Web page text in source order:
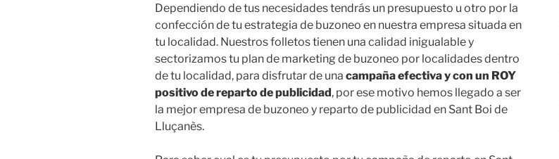
Dependiendo de tus necesidades tendrás un presupuesto u otro por la
confección de tu estrategia de buzoneo en nuestra empresa situada en
tu localidad. Nuestros folletos tienen una calidad inigualable y
sectorizamos tu plan de marketing de buzoneo por localidades dentro
de tu localidad, para disfrutar de una campaña efectiva y con un ROY
positivo de reparto de publicidad, por ese motivo hemos llegado a ser
la mejor empresa de buzoneo y reparto de publicidad en Sant Boi de
Lluçanès.